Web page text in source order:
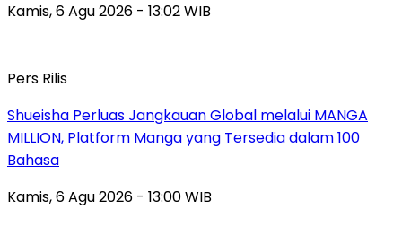
Kamis, 6 Agu 2026 - 13:02 WIB
Pers Rilis
Shueisha Perluas Jangkauan Global melalui MANGA
MILLION, Platform Manga yang Tersedia dalam 100
Bahasa
Kamis, 6 Agu 2026 - 13:00 WIB